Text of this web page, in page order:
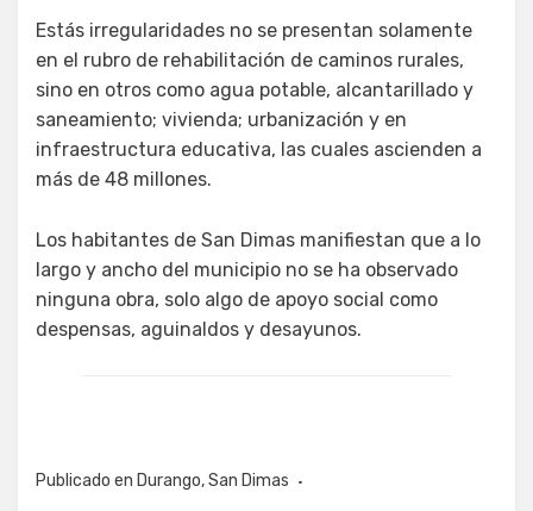
Estás irregularidades no se presentan solamente
en el rubro de rehabilitación de caminos rurales,
sino en otros como agua potable, alcantarillado y
saneamiento; vivienda; urbanización y en
infraestructura educativa, las cuales ascienden a
más de 48 millones.
Los habitantes de San Dimas manifiestan que a lo
largo y ancho del municipio no se ha observado
ninguna obra, solo algo de apoyo social como
despensas, aguinaldos y desayunos.
Publicado en Durango,San Dimas